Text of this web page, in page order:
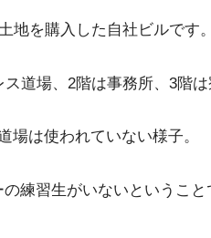
地を購入した自社ビルです。
道場、2階は事務所、3階は
場は使われていない様子。
練習生がいないというこ